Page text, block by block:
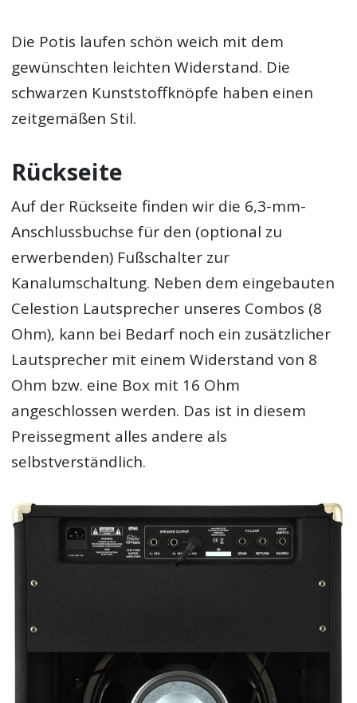
Die Potis laufen schön weich mit dem
gewünschten leichten Widerstand. Die
schwarzen Kunststoffknöpfe haben einen
zeitgemäßen Stil.
Rückseite
Auf der Rückseite finden wir die 6,3-mm-
Anschlussbuchse für den (optional zu
erwerbenden) Fußschalter zur
Kanalumschaltung. Neben dem eingebauten
Celestion Lautsprecher unseres Combos (8
Ohm), kann bei Bedarf noch ein zusätzlicher
Lautsprecher mit einem Widerstand von 8
Ohm bzw. eine Box mit 16 Ohm
angeschlossen werden. Das ist in diesem
Preissegment alles andere als
selbstverständlich.